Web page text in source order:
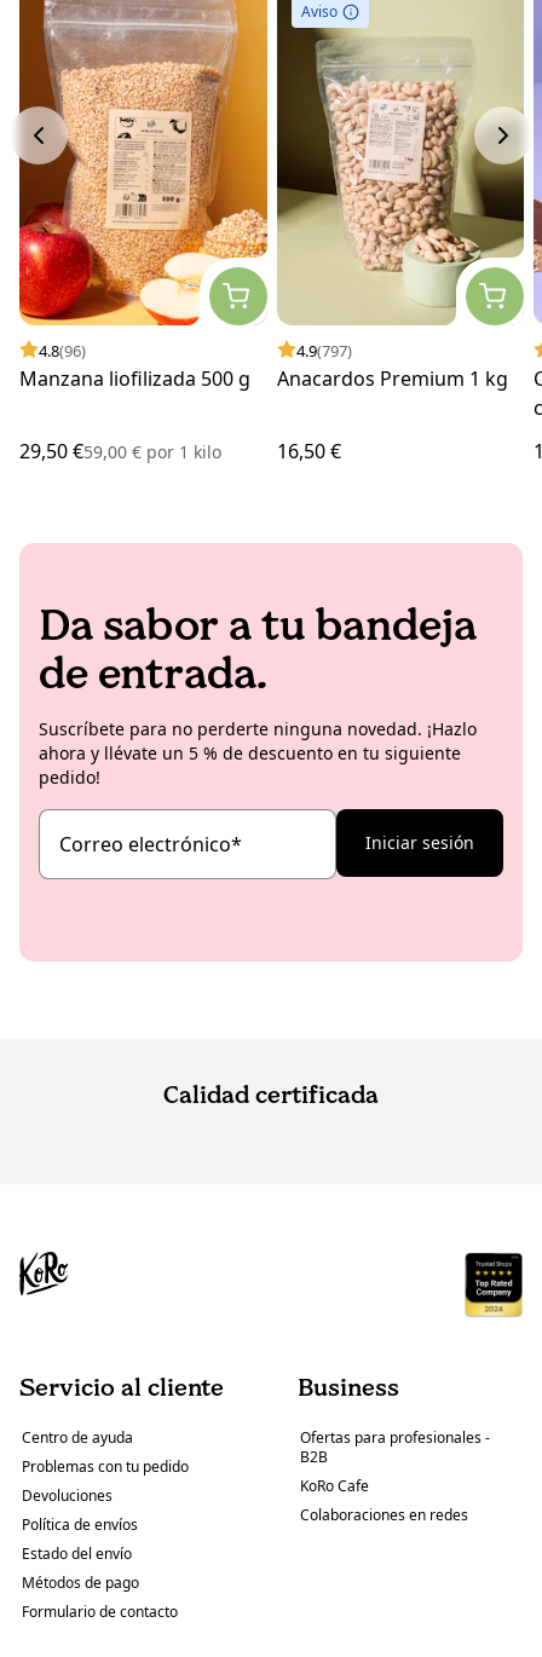
4.8(96)
Manzana liofilizada 500 g
29,50 €59,00 € por 1 kilo
Aviso
4.9(797)
Anacardos Premium 1 kg
16,50 €
Da sabor a tu bandeja
de entrada.
Suscríbete para no perderte ninguna novedad. ¡Hazlo
ahora y llévate un 5 % de descuento en tu siguiente
pedido!
Correo electrónico* Iniciar sesión
Calidad certificada
Servicio al cliente
Centro de ayuda
Problemas con tu pedido
Devoluciones
Política de envíos
Estado del envío
Métodos de pago
Formulario de contacto
Business
Ofertas para profesionales -
B2B
KoRo Cafe
Colaboraciones en redes